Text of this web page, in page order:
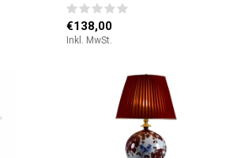
€138,00
Inkl. MwSt.